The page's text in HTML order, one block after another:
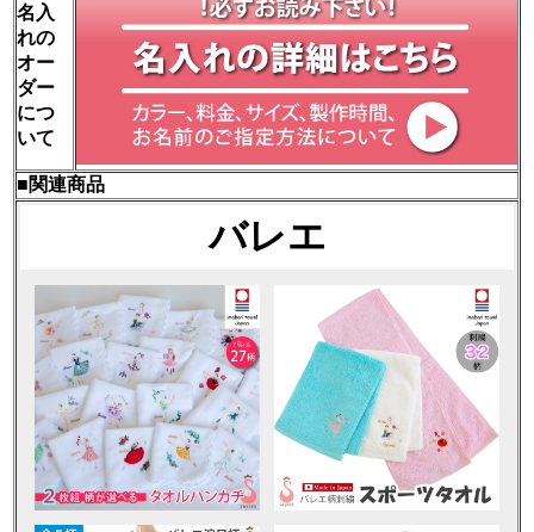
名入
れの
オー
ダー
につ
いて
■関連商品